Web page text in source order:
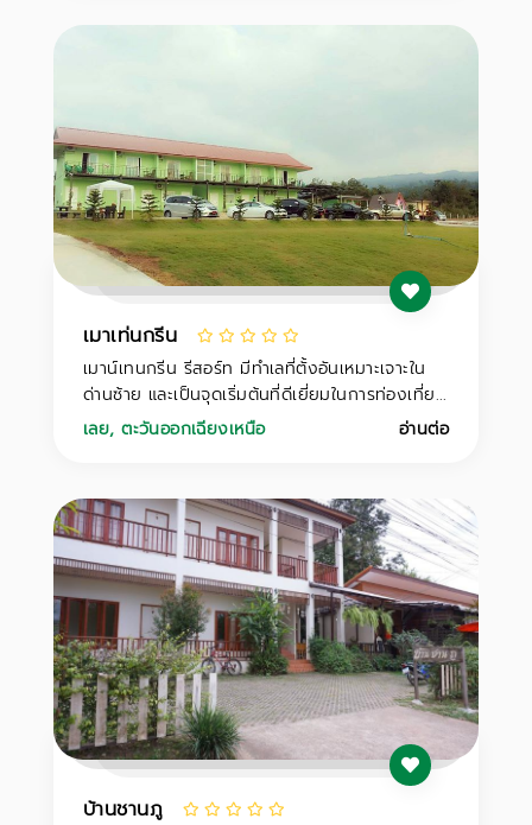
เมาเท่นกรีน
เมาน์เทนกรีน รีสอร์ท มีทำเลที่ตั้งอันเหมาะเจาะใน
ด่านซ้าย และเป็นจุดเริ่มต้นที่ดีเยี่ยมในการท่องเที่ย...
เลย,ตะวันออกเฉียงเหนือ อ่านต่อ
บ้านชานภู